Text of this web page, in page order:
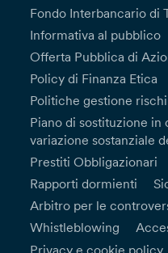
Fondo Interbancario di
Informativa al pubblico
Offerta Pubblica di
Policy di Finanza Etica
Politiche gestione rischi
Piano di sostituzione in
variazione sostanziale
Prestiti Obbligazionari
Rapporti dormienti
Arbitro per le
Whistleblowing
Privacy e cookie policy